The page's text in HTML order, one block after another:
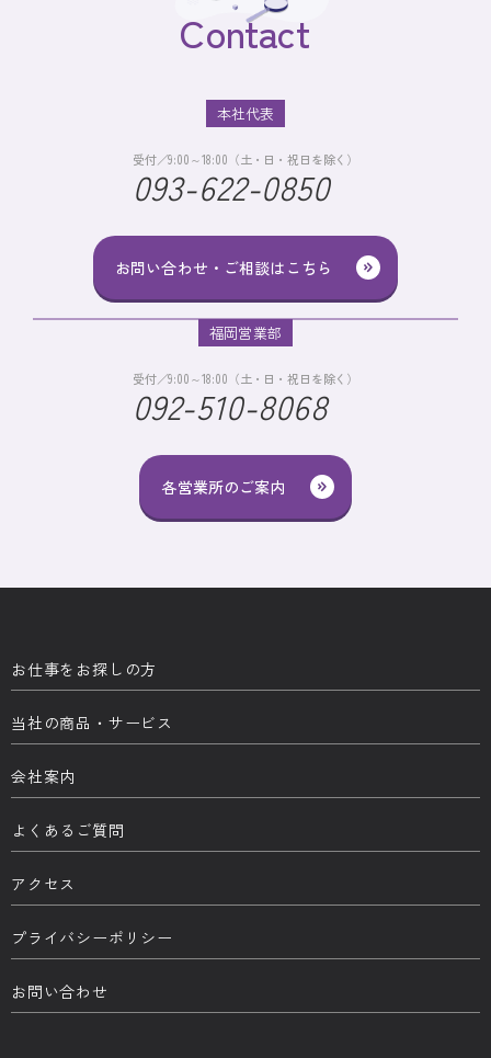
Contact
お問い合わせ・ご相談はこちら
本社代表
受付／9:00～18:00（土・日・祝日を除く）
093-622-0850
各営業所のご案内
福岡営業部
受付／9:00～18:00（土・日・祝日を除く）
092-510-8068
お仕事をお探しの方
当社の商品・サービス
会社案内
よくあるご質問
アクセス
プライバシーポリシー
お問い合わせ